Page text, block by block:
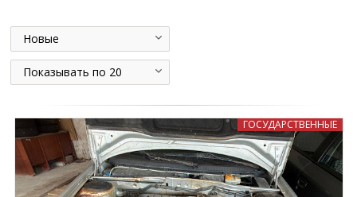
Новые
Показывать по 20
ГОСУДАРСТВЕННЫЕ